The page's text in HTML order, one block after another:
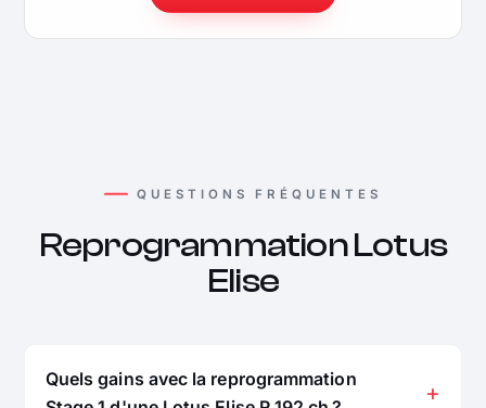
QUESTIONS FRÉQUENTES
Reprogrammation Lotus
Elise
Quels gains avec la reprogrammation